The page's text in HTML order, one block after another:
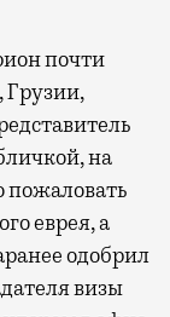
почти
Грузии,
на
пожаловать
еврея, а
одобрил
визы